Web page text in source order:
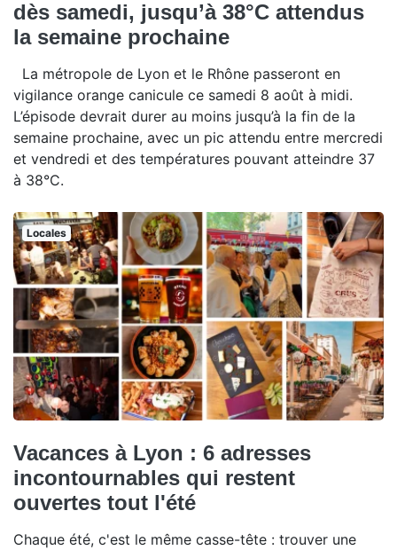
dès samedi, jusqu’à 38°C attendus
la semaine prochaine
La métropole de Lyon et le Rhône passeront en
vigilance orange canicule ce samedi 8 août à midi.
L’épisode devrait durer au moins jusqu’à la fin de la
semaine prochaine, avec un pic attendu entre mercredi
et vendredi et des températures pouvant atteindre 37
à 38°C.
Locales
Vacances à Lyon : 6 adresses
incontournables qui restent
ouvertes tout l'été
Chaque été, c'est le même casse-tête : trouver une